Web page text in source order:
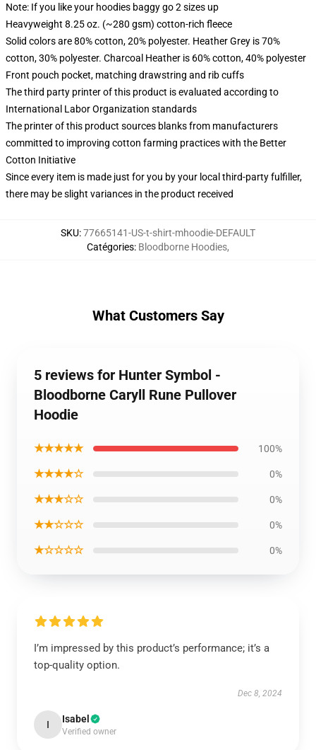
Note: If you like your hoodies baggy go 2 sizes up
Heavyweight 8.25 oz. (~280 gsm) cotton-rich fleece
Solid colors are 80% cotton, 20% polyester. Heather Grey is 70%
cotton, 30% polyester. Charcoal Heather is 60% cotton, 40% polyester
Front pouch pocket, matching drawstring and rib cuffs
The third party printer of this product is evaluated according to
International Labor Organization standards
The printer of this product sources blanks from manufacturers
committed to improving cotton farming practices with the Better
Cotton Initiative
Since every item is made just for you by your local third-party fulfiller,
there may be slight variances in the product received
SKU:77665141-US-t-shirt-mhoodie-DEFAULT
Catégories: Bloodborne Hoodies,
What Customers Say
5 reviews for Hunter Symbol -
Bloodborne Caryll Rune Pullover
Hoodie
★★★★★ 100%
★★★★☆ 0%
★★★☆☆ 0%
★★☆☆☆ 0%
★☆☆☆☆ 0%
I’m impressed by this product’s performance; it’s a
top-quality option.
Dec 8, 2024
I Isabel
Verified owner